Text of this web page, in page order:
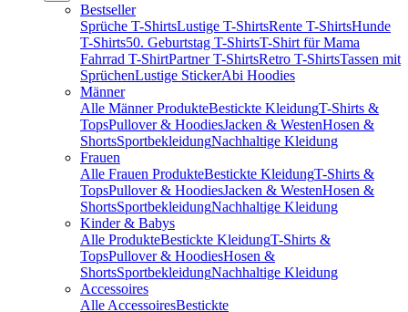
Bestseller
Sprüche T-ShirtsLustige T-ShirtsRente T-ShirtsHunde
T-Shirts50. Geburtstag T-ShirtsT-Shirt für Mama
Fahrrad T-ShirtPartner T-ShirtsRetro T-ShirtsTassen mit
SprüchenLustige StickerAbi Hoodies
Männer
Alle Männer ProdukteBestickte KleidungT-Shirts &
TopsPullover & HoodiesJacken & WestenHosen &
ShortsSportbekleidungNachhaltige Kleidung
Frauen
Alle Frauen ProdukteBestickte KleidungT-Shirts &
TopsPullover & HoodiesJacken & WestenHosen &
ShortsSportbekleidungNachhaltige Kleidung
Kinder & Babys
Alle ProdukteBestickte KleidungT-Shirts &
TopsPullover & HoodiesHosen &
ShortsSportbekleidungNachhaltige Kleidung
Accessoires
Alle AccessoiresBestickte